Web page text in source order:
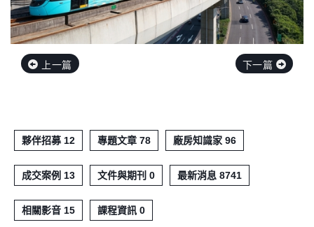
上一篇 下一篇
夥伴招募 12 專題文章 78 廠房知識家 96
成交案例 13 文件與期刊 0 最新消息 8741
相關影音 15 課程資訊 0